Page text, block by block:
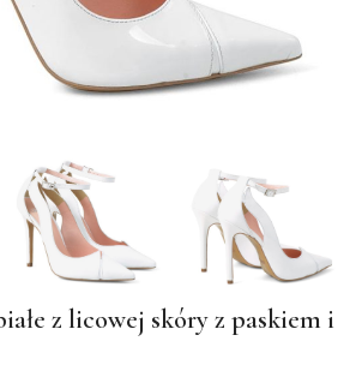
z licowej skóry z paskiem i